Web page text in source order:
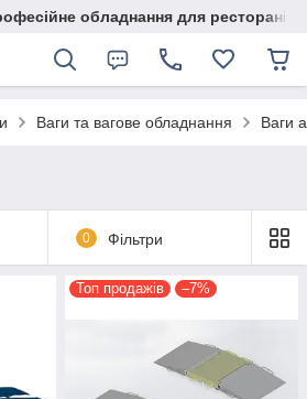
обладнання для ресторанів,
Ваги та вагове обладнання Ваги
0 Фільтри
Топ продажів –7%